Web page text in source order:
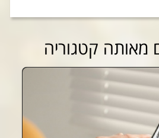
מאותה קטגוריה